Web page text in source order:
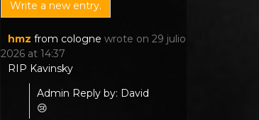
hmz from cologne wrote on 29 julio
2026 at 14:37
RIP Kavinsky
Admin Reply by: David
😢